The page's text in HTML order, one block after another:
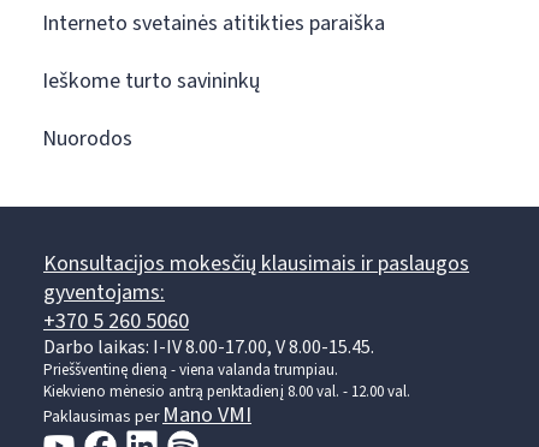
Interneto svetainės atitikties paraiška
Ieškome turto savininkų
Nuorodos
Konsultacijos mokesčių klausimais ir paslaugos
gyventojams:
+370 5 260 5060
Darbo laikas: I-IV 8.00-17.00, V 8.00-15.45.
Prieššventinę dieną - viena valanda trumpiau.
Kiekvieno mėnesio antrą penktadienį 8.00 val. - 12.00 val.
Paklausimas perMano VMI